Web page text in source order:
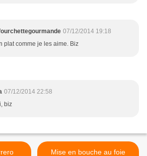
07/12/2014 19:18
plat comme je les aime. Biz
07/12/2014 22:58
biz
Mise en bouche au foie